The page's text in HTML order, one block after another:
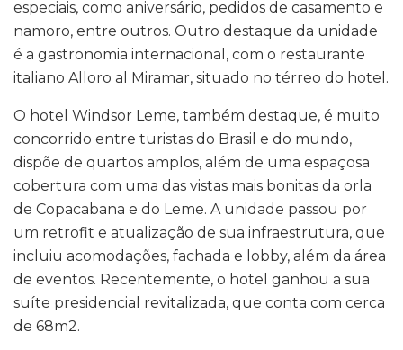
especiais, como aniversário, pedidos de casamento e
namoro, entre outros. Outro destaque da unidade
é a gastronomia internacional, com o restaurante
italiano Alloro al Miramar, situado no térreo do hotel.
O hotel Windsor Leme, também destaque, é muito
concorrido entre turistas do Brasil e do mundo,
dispõe de quartos amplos, além de uma espaçosa
cobertura com uma das vistas mais bonitas da orla
de Copacabana e do Leme. A unidade passou por
um retrofit e atualização de sua infraestrutura, que
incluiu acomodações, fachada e lobby, além da área
de eventos. Recentemente, o hotel ganhou a sua
suíte presidencial revitalizada, que conta com cerca
de 68m2.